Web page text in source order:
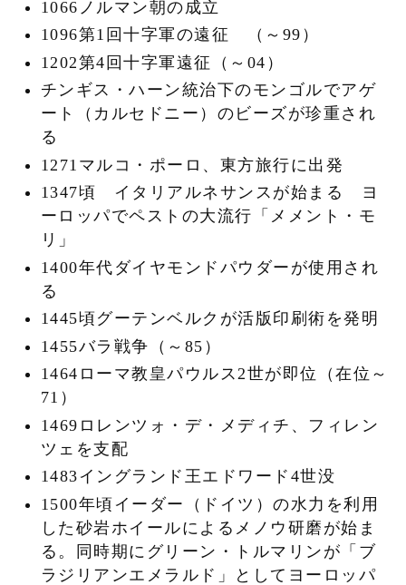
1066ノルマン朝の成立
1096第1回十字軍の遠征 （～99）
1202第4回十字軍遠征（～04）
チンギス・ハーン統治下のモンゴルでアゲ
ート（カルセドニー）のビーズが珍重され
る
1271マルコ・ポーロ、東方旅行に出発
1347頃 イタリアルネサンスが始まる ヨ
ーロッパでペストの大流行「メメント・モ
リ」
1400年代ダイヤモンドパウダーが使用され
る
1445頃グーテンベルクが活版印刷術を発明
1455バラ戦争（～85）
1464ローマ教皇パウルス2世が即位（在位～
71）
1469ロレンツォ・デ・メディチ、フィレン
ツェを支配
1483イングランド王エドワード4世没
1500年頃イーダー（ドイツ）の水力を利用
した砂岩ホイールによるメノウ研磨が始ま
る。同時期にグリーン・トルマリンが「ブ
ラジリアンエメラルド」としてヨーロッパ